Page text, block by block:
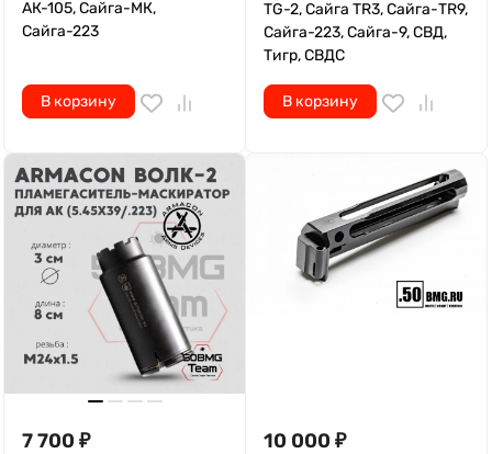
АК-105, Сайга-МК,
Сайга-223
В корзину
TG-2, Сайга TR3, Сайга-TR9,
Сайга-223, Сайга-9, СВД,
Тигр, СВДС
В корзину
7 700 ₽ 10 000 ₽